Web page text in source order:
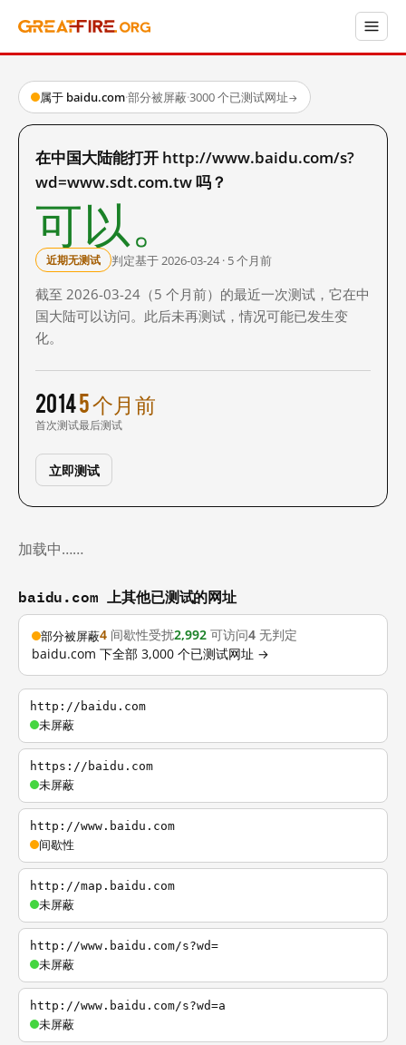
属于 baidu.com·部分被屏蔽·3000 个已测试网址→
在中国大陆能打开 http://www.baidu.com/s?
wd=www.sdt.com.tw 吗？
可以。
近期无测试 判定基于 2026-03-24 · 5 个月前
截至 2026-03-24（5 个月前）的最近一次测试，它在中
国大陆可以访问。此后未再测试，情况可能已发生变
化。
2014
首次测试
5 个月前
最后测试
立即测试
加载中……
baidu.com 上其他已测试的网址
部分被屏蔽4 间歇性受扰2,992 可访问4 无判定
baidu.com 下全部 3,000 个已测试网址 →
http://baidu.com
未屏蔽
https://baidu.com
未屏蔽
http://www.baidu.com
间歇性
http://map.baidu.com
未屏蔽
http://www.baidu.com/s?wd=
未屏蔽
http://www.baidu.com/s?wd=a
未屏蔽